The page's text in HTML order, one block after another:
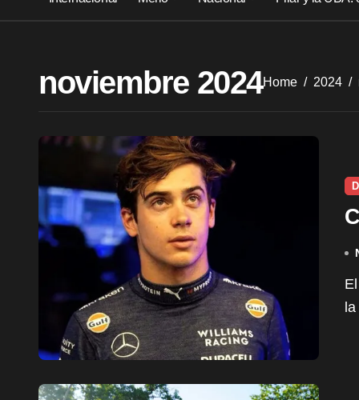
noviembre 2024Home 2024
El piloto de 21 años que representa a Williams sale a